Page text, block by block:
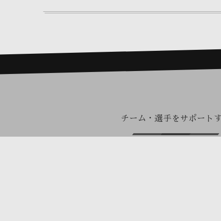
チーム・選手をサポート